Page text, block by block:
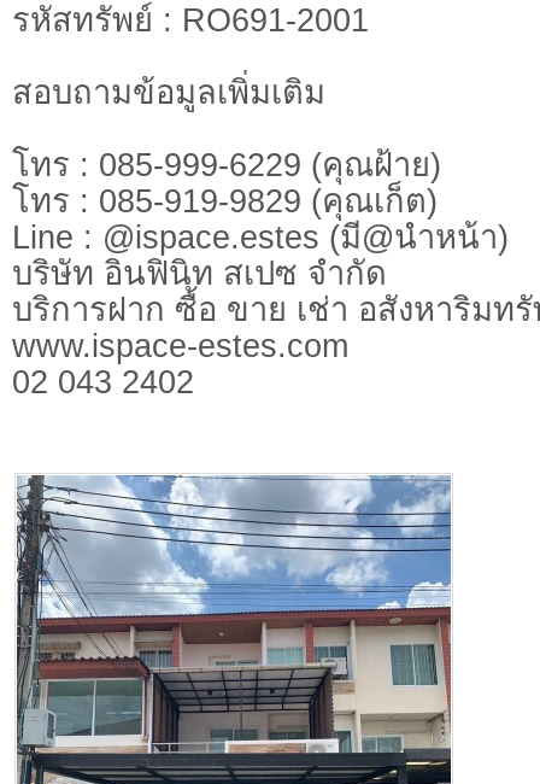
รหัสทรัพย์ : RO691-2001
สอบถามข้อมูลเพิ่มเติม
โทร : 085-999-6229 (คุณฝ้าย)
โทร : 085-919-9829 (คุณเก็ต)
Line : @ispace.estes (มี@นำหน้า)
บริษัท อินฟินิท สเปซ จำกัด
บริการฝาก ซื้อ ขาย เช่า อสังหาริมท
www.ispace-estes.com
02 043 2402